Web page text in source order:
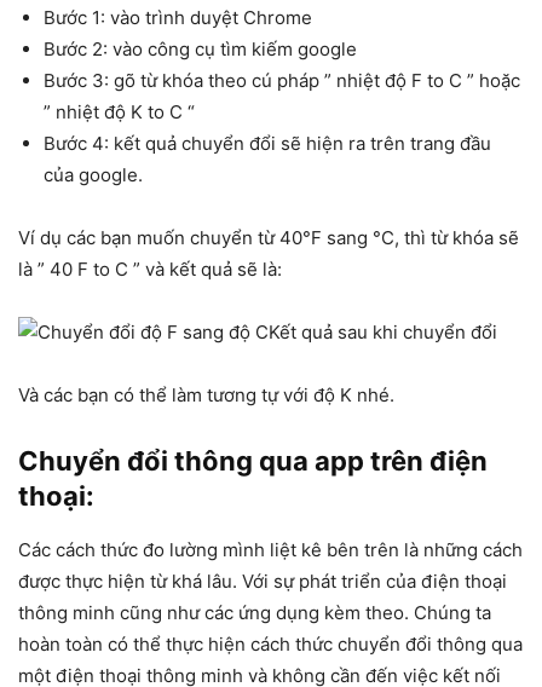
Bước 1: vào trình duyệt Chrome
Bước 2: vào công cụ tìm kiếm google
Bước 3: gõ từ khóa theo cú pháp ” nhiệt độ F to C ” hoặc
” nhiệt độ K to C “
Bước 4: kết quả chuyển đổi sẽ hiện ra trên trang đầu
của google.
Ví dụ các bạn muốn chuyển từ 40°F sang °C, thì từ khóa sẽ
là ” 40 F to C ” và kết quả sẽ là:
Kết quả sau khi chuyển đổi
Và các bạn có thể làm tương tự với độ K nhé.
Chuyển đổi thông qua app trên điện
thoại:
Các cách thức đo lường mình liệt kê bên trên là những cách
được thực hiện từ khá lâu. Với sự phát triển của điện thoại
thông minh cũng như các ứng dụng kèm theo. Chúng ta
hoàn toàn có thể thực hiện cách thức chuyển đổi thông qua
một điện thoại thông minh và không cần đến việc kết nối